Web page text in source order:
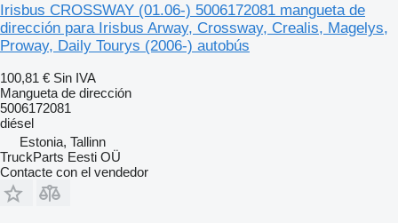
Irisbus CROSSWAY (01.06-) 5006172081 mangueta de
dirección para Irisbus Arway, Crossway, Crealis, Magelys,
Proway, Daily Tourys (2006-) autobús
100,81 € Sin IVA
Mangueta de dirección
5006172081
diésel
Estonia, Tallinn
TruckParts Eesti OÜ
Contacte con el vendedor